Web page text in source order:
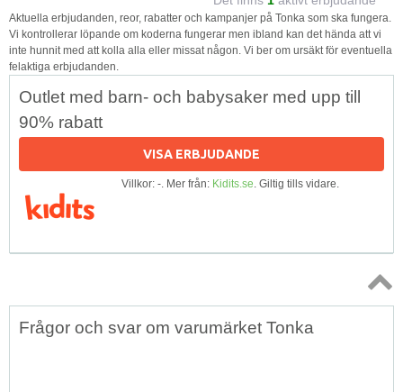
Aktuella erbjudanden, reor, rabatter och kampanjer på Tonka som ska fungera.
Vi kontrollerar löpande om koderna fungerar men ibland kan det hända att vi
inte hunnit med att kolla alla eller missat någon. Vi ber om ursäkt för eventuella
felaktiga erbjudanden.
Outlet med barn- och babysaker med upp till
90% rabatt
VISA ERBJUDANDE
Villkor: -. Mer från: Kidits.se. Giltig tills vidare.
Topp
Frågor och svar om varumärket Tonka